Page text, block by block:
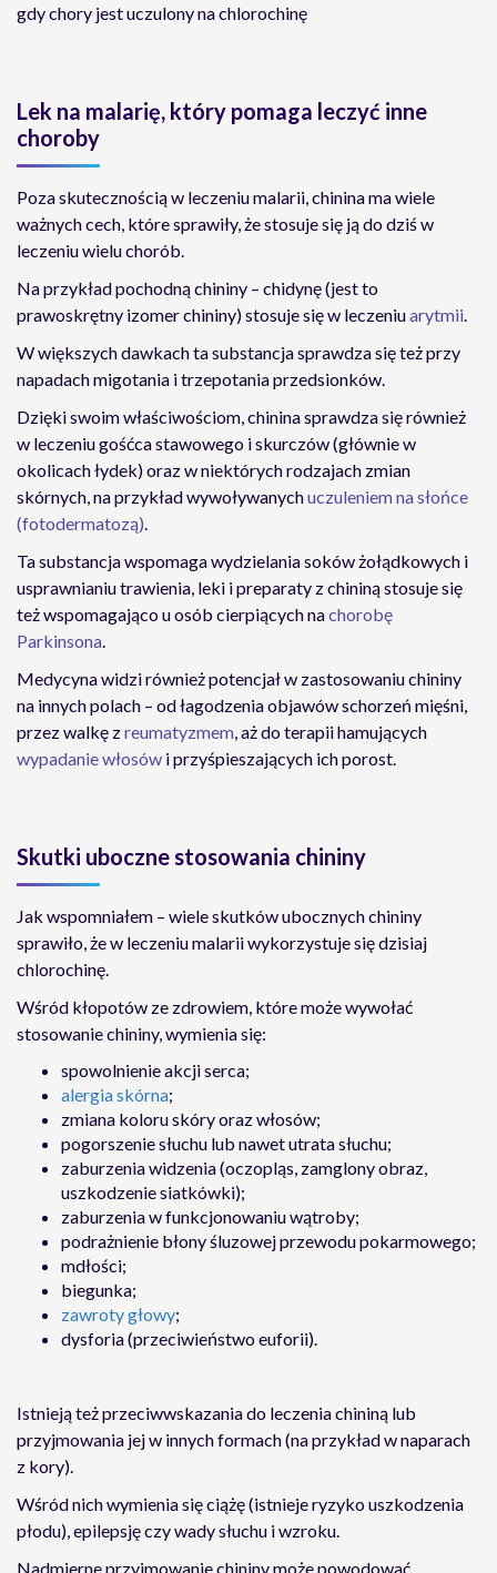
gdy chory jest uczulony na chlorochinę
Lek na malarię, który pomaga leczyć inne
choroby
Poza skutecznością w leczeniu malarii, chinina ma wiele
ważnych cech, które sprawiły, że stosuje się ją do dziś w
leczeniu wielu chorób.
Na przykład pochodną chininy – chidynę (jest to
prawoskrętny izomer chininy) stosuje się w leczeniuarytmii.
W większych dawkach ta substancja sprawdza się też przy
napadach migotania i trzepotania przedsionków.
Dzięki swoim właściwościom, chinina sprawdza się również
w leczeniu gośćca stawowego i skurczów (głównie w
okolicach łydek) oraz w niektórych rodzajach zmian
skórnych, na przykład wywoływanychuczuleniem na słońce
(fotodermatozą).
Ta substancja wspomaga wydzielania soków żołądkowych i
usprawnianiu trawienia, leki i preparaty z chininą stosuje się
też wspomagająco u osób cierpiących nachorobę
Parkinsona.
Medycyna widzi również potencjał w zastosowaniu chininy
na innych polach – od łagodzenia objawów schorzeń mięśni,
przez walkę zreumatyzmem, aż do terapii hamujących
wypadanie włosów i przyśpieszających ich porost.
Skutki uboczne stosowania chininy
Jak wspomniałem – wiele skutków ubocznych chininy
sprawiło, że w leczeniu malarii wykorzystuje się dzisiaj
chlorochinę.
Wśród kłopotów ze zdrowiem, które może wywołać
stosowanie chininy, wymienia się:
spowolnienie akcji serca;
alergia skórna;
zmiana koloru skóry oraz włosów;
pogorszenie słuchu lub nawet utrata słuchu;
zaburzenia widzenia (oczopląs, zamglony obraz,
uszkodzenie siatkówki);
zaburzenia w funkcjonowaniu wątroby;
podrażnienie błony śluzowej przewodu pokarmowego;
mdłości;
biegunka;
zawroty głowy;
dysforia (przeciwieństwo euforii).
Istnieją też przeciwwskazania do leczenia chininą lub
przyjmowania jej w innych formach (na przykład w naparach
z kory).
Wśród nich wymienia się ciążę (istnieje ryzyko uszkodzenia
płodu), epilepsję czy wady słuchu i wzroku.
Nadmierne przyjmowanie chininy może powodować